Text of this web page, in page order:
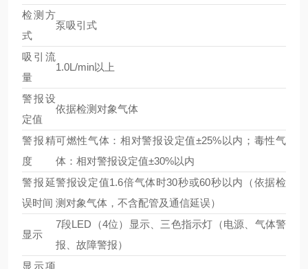
检测方
式
泵吸引式
吸引流
量
1.0L/min以上
警报设
定值
依据检测对象气体
警报精
度
可燃性气体：相对警报设定值±25%以内；毒性气
体：相对警报设定值±30%以内
警报延
误时间
警报设定值1.6倍气体时30秒或60秒以内（依据检
测对象气体，不含配管及通信延误）
显示
7段LED（4位）显示、三色指示灯（电源、气体警
报、故障警报）
显示项